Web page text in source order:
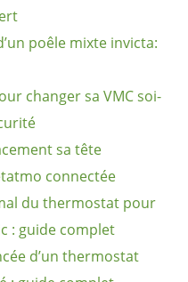
poêle mixte invicta:
changer sa VMC soi-
sa tête
connectée
du thermostat pour
: guide complet
d’un thermostat